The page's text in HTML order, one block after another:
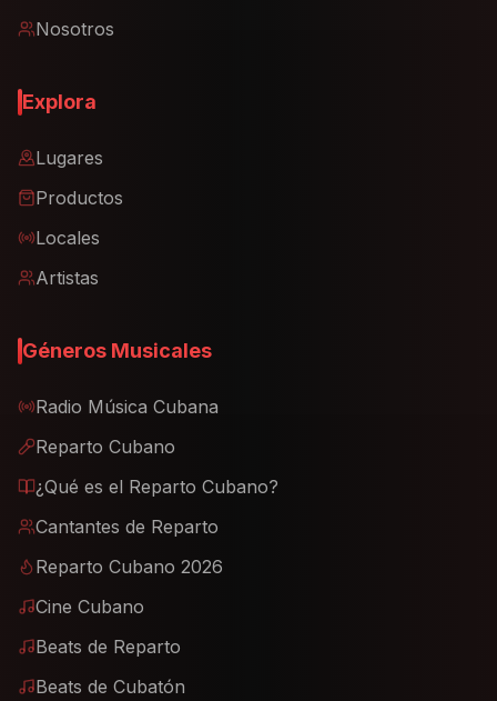
Nosotros
Explora
Lugares
Productos
Locales
Artistas
Géneros Musicales
Radio Música Cubana
Reparto Cubano
¿Qué es el Reparto Cubano?
Cantantes de Reparto
Reparto Cubano 2026
Cine Cubano
Beats de Reparto
Beats de Cubatón